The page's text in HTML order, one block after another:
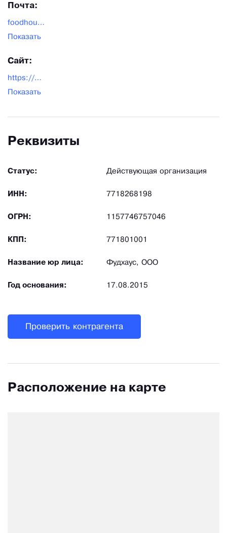
Почта:
foodhouse@foodhouse.pro
Показать
Сайт:
https://www.foodhouse.pro/
Показать
Реквизиты
Статус: Действующая организация
ИНН: 7718268198
ОГРН: 1157746757046
КПП: 771801001
Название юр лица: Фудхаус, ООО
Год основания: 17.08.2015
Проверить контрагента
Расположение на карте